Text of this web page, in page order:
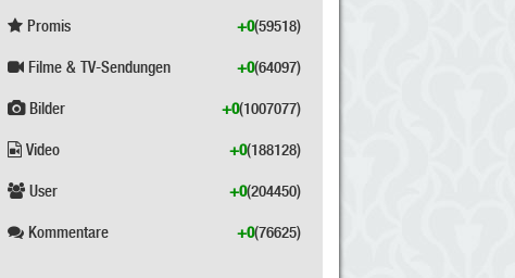
Promis (59518)
+0
Filme & TV-Sendungen (64097)
+0
Bilder (1007077)
+0
Video (188128)
+0
User (204450)
+0
Kommentare (76625)
+0